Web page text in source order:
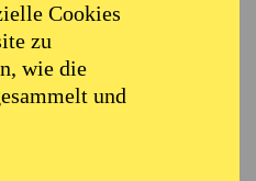
Cookies
zu
wie die
und